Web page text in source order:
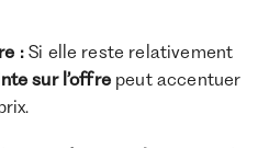
:Si elle reste relativement
sur l’offrepeut accentuer